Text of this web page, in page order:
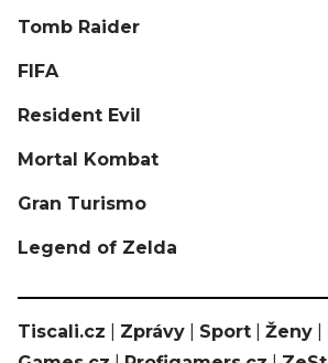
Tomb Raider
FIFA
Resident Evil
Mortal Kombat
Gran Turismo
Legend of Zelda
Tiscali.cz Zprávy Sport Ženy